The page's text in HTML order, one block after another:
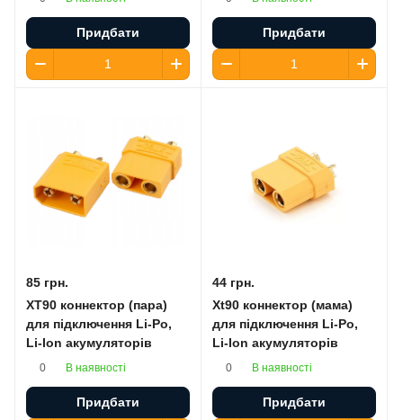
Придбати Придбати
85 грн.
XT90 коннектор (пара)
для підключення Li-Po,
Li-Ion акумуляторів
0 В наявності
Придбати
44 грн.
Xt90 коннектор (мама)
для підключення Li-Po,
Li-Ion акумуляторів
0 В наявності
Придбати